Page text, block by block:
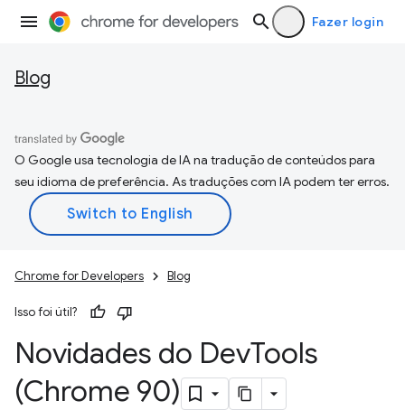
Fazer login
Blog
O Google usa tecnologia de IA na tradução de conteúdos para
seu idioma de preferência. As traduções com IA podem ter erros.
Chrome for Developers Blog
Isso foi útil?
Novidades do DevTools
(Chrome 90)